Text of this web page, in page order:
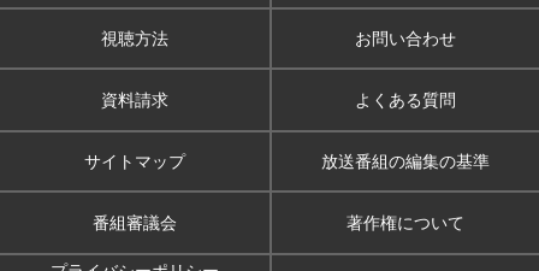
視聴方法 お問い合わせ
資料請求 よくある質問
サイトマップ 放送番組の編集の基準
番組審議会 著作権について